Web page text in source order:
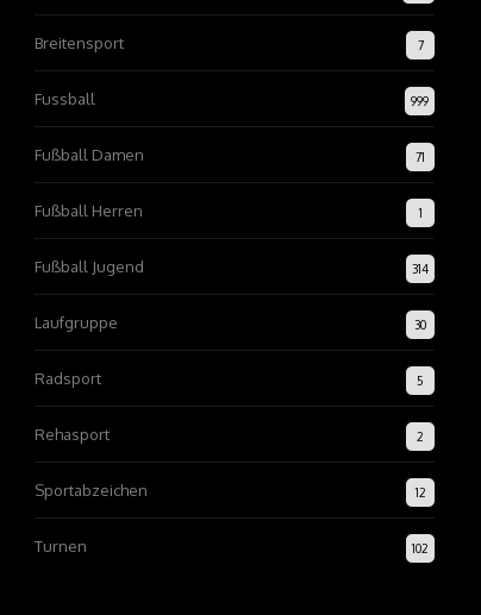
Breitensport 7
Fussball 999
Fußball Damen 71
Fußball Herren 1
Fußball Jugend 314
Laufgruppe 30
Radsport 5
Rehasport 2
Sportabzeichen 12
Turnen 102